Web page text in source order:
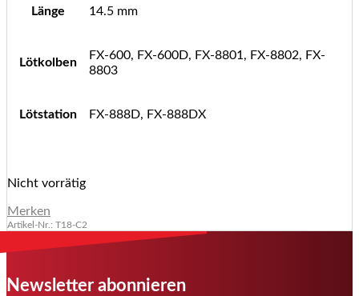
Länge 14.5 mm
Lötkolben
FX-600, FX-600D, FX-8801, FX-8802, FX-
8803
Lötstation FX-888D, FX-888DX
Nicht vorrätig
Merken
Artikel-Nr.: T18-C2
Newsletter abonnieren